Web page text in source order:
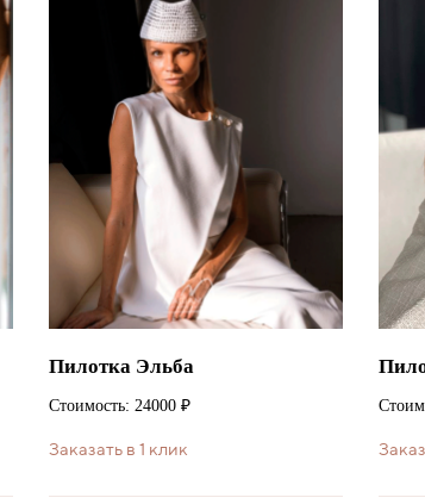
Пилотка Эльба
Стоимость: 24000 ₽
Заказать в 1 клик